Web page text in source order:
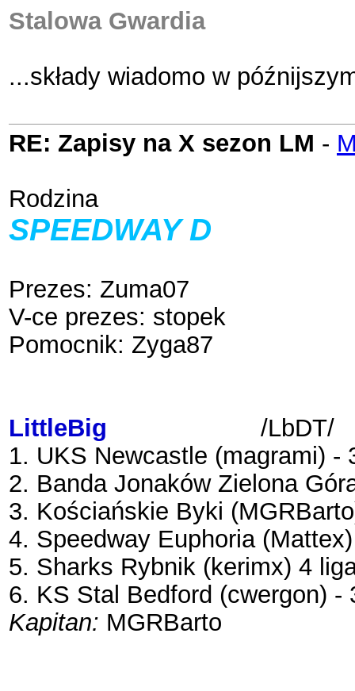
Stalowa Gwardia
...składy wiadomo w
RE: Zapisy na X sezon LM -
Rodzina
SPEEDWAY D
Prezes: Zuma07
V-ce prezes: stopek
Pomocnik: Zyga87
LittleBig
/LbDT/
1. UKS Newcastle (magrami) -
2. Banda Jonaków Zielona
3. Kościańskie Byki
4. Speedway Euphoria
5. Sharks Rybnik (kerimx) 4
6. KS Stal Bedford (cwergon) -
Kapitan: MGRBarto